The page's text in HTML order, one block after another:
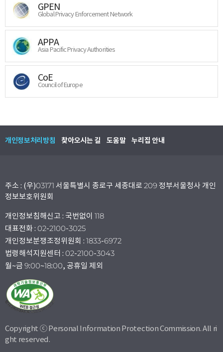
GPEN
Global Privacy Enforcement Network
APPA
Asia Pacific Privacy Authorities
CoE
Council of Europe
개인정보처리방침 찾아오시는 길 도움말 누리집 안내
주소 : (우)03171 서울특별시 종로구 세종대로 209 정부서울청사 개인
정보보호위원회
개인정보침해신고 : 국번없이 118
대표전화 : 02-2100-3025
개인정보분쟁조정위원회 : 1833-6972
법령해석지원센터 : 02-2100-3043
월~금 9:00~18:00, 공휴일 제외
Copyright ⓒ Personal Information Protection Commission. All ri
ght reserved.